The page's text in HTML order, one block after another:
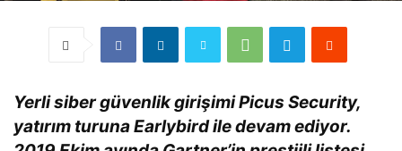
Yerli siber güvenlik girişimi Picus Security,
yatırım turuna Earlybird ile devam ediyor.